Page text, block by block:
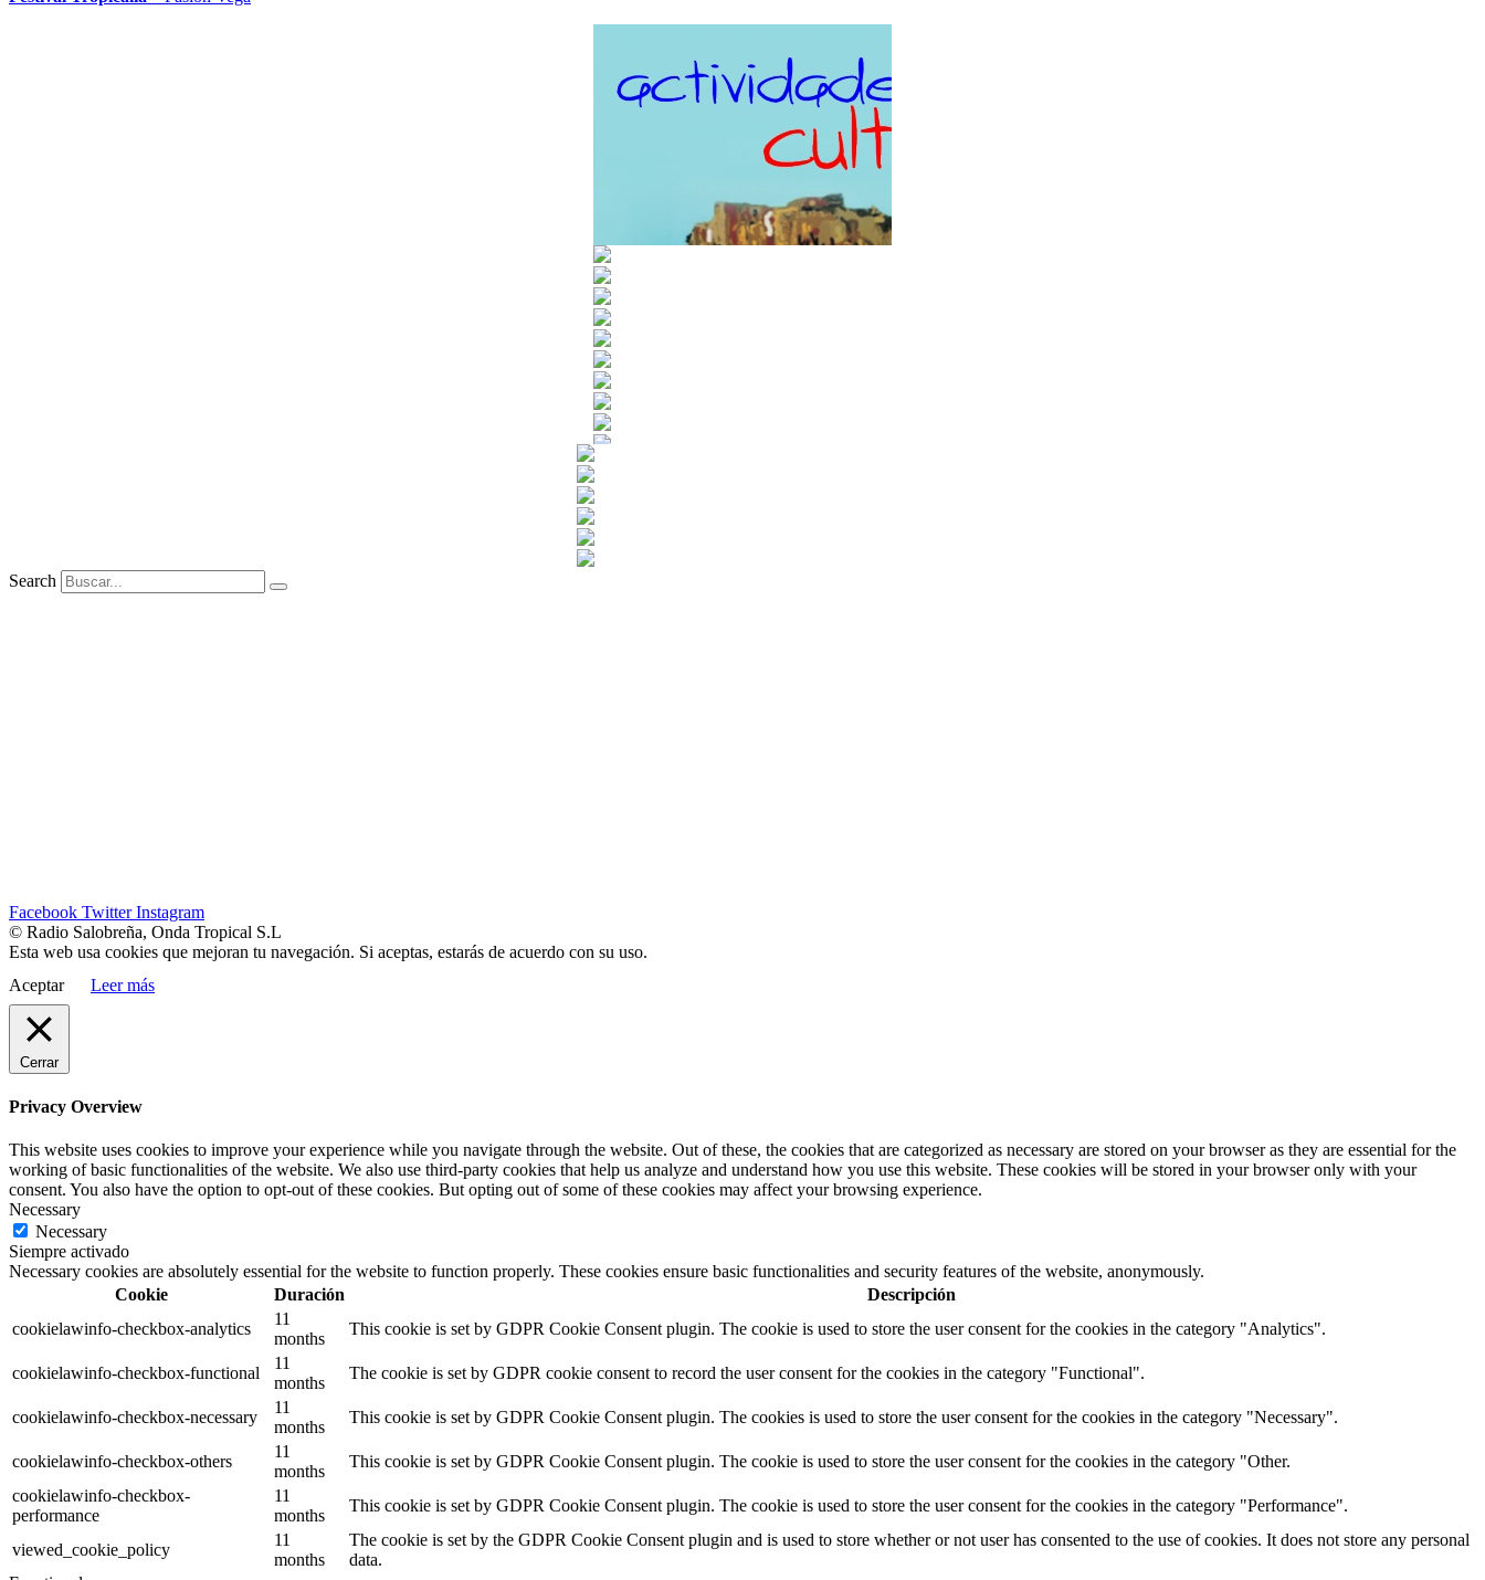
Search
Facebook Twitter Instagram
© Radio Salobreña, Onda Tropical S.L
Esta web usa cookies que mejoran tu navegación. Si aceptas, estarás de acuerdo con su uso.
Aceptar
Leer más
Cerrar
Privacy Overview
This website uses cookies to improve your experience while you navigate through the website. Out of these, the cookies that are categorized as necessary are stored on your browser as they are essential for the
working of basic functionalities of the website. We also use third-party cookies that help us analyze and understand how you use this website. These cookies will be stored in your browser only with your
consent. You also have the option to opt-out of these cookies. But opting out of some of these cookies may affect your browsing experience.
Necessary
Necessary
Siempre activado
Necessary cookies are absolutely essential for the website to function properly. These cookies ensure basic functionalities and security features of the website, anonymously.
Cookie
Duración
Descripción
cookielawinfo-checkbox-analytics
11
months
This cookie is set by GDPR Cookie Consent plugin. The cookie is used to store the user consent for the cookies in the category "Analytics".
cookielawinfo-checkbox-functional
11
months
The cookie is set by GDPR cookie consent to record the user consent for the cookies in the category "Functional".
cookielawinfo-checkbox-necessary
11
months
This cookie is set by GDPR Cookie Consent plugin. The cookies is used to store the user consent for the cookies in the category "Necessary".
cookielawinfo-checkbox-others
11
months
This cookie is set by GDPR Cookie Consent plugin. The cookie is used to store the user consent for the cookies in the category "Other.
cookielawinfo-checkbox-
performance
11
months
This cookie is set by GDPR Cookie Consent plugin. The cookie is used to store the user consent for the cookies in the category "Performance".
viewed_cookie_policy
11
months
The cookie is set by the GDPR Cookie Consent plugin and is used to store whether or not user has consented to the use of cookies. It does not store any personal
data.